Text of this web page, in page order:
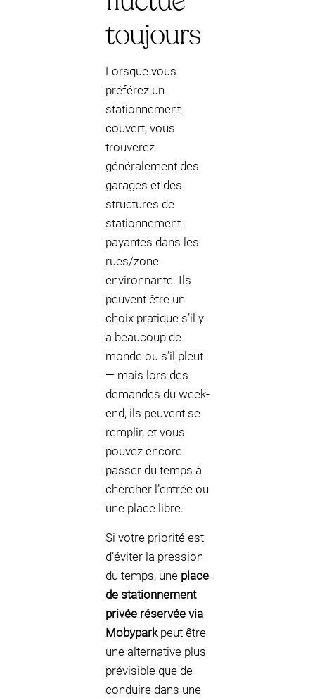
toujours
Lorsque vous
préférez un
stationnement
couvert, vous
trouverez
généralement des
garages et des
structures de
stationnement
payantes dans les
rues/zone
environnante. Ils
peuvent être un
choix pratique s’il y
a beaucoup de
monde ou s’il pleut
— mais lors des
demandes du week-
end, ils peuvent se
remplir, et vous
pouvez encore
passer du temps à
chercher l’entrée ou
une place libre.
Si votre priorité est
d’éviter la pression
du temps, une place
de stationnement
privée réservée via
Mobyparkpeut être
une alternative plus
prévisible que de
conduire dans une